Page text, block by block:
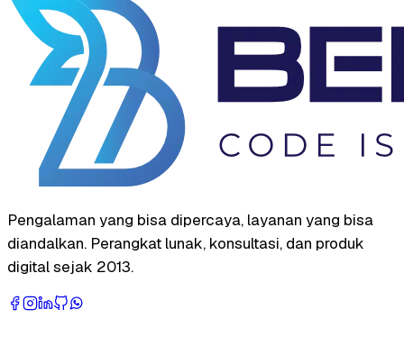
Pengalaman yang bisa dipercaya, layanan yang bisa
diandalkan. Perangkat lunak, konsultasi, dan produk
digital sejak 2013.